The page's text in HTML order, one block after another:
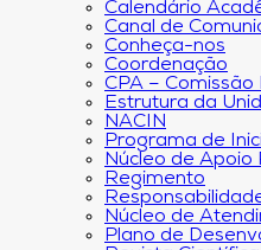
Calendário
Canal de
Conheça-nos
Coordenação
CPA –
Estrutura da
NACIN
Programa de
Núcleo de Apoio
Regimento
Núcleo de
Plano de